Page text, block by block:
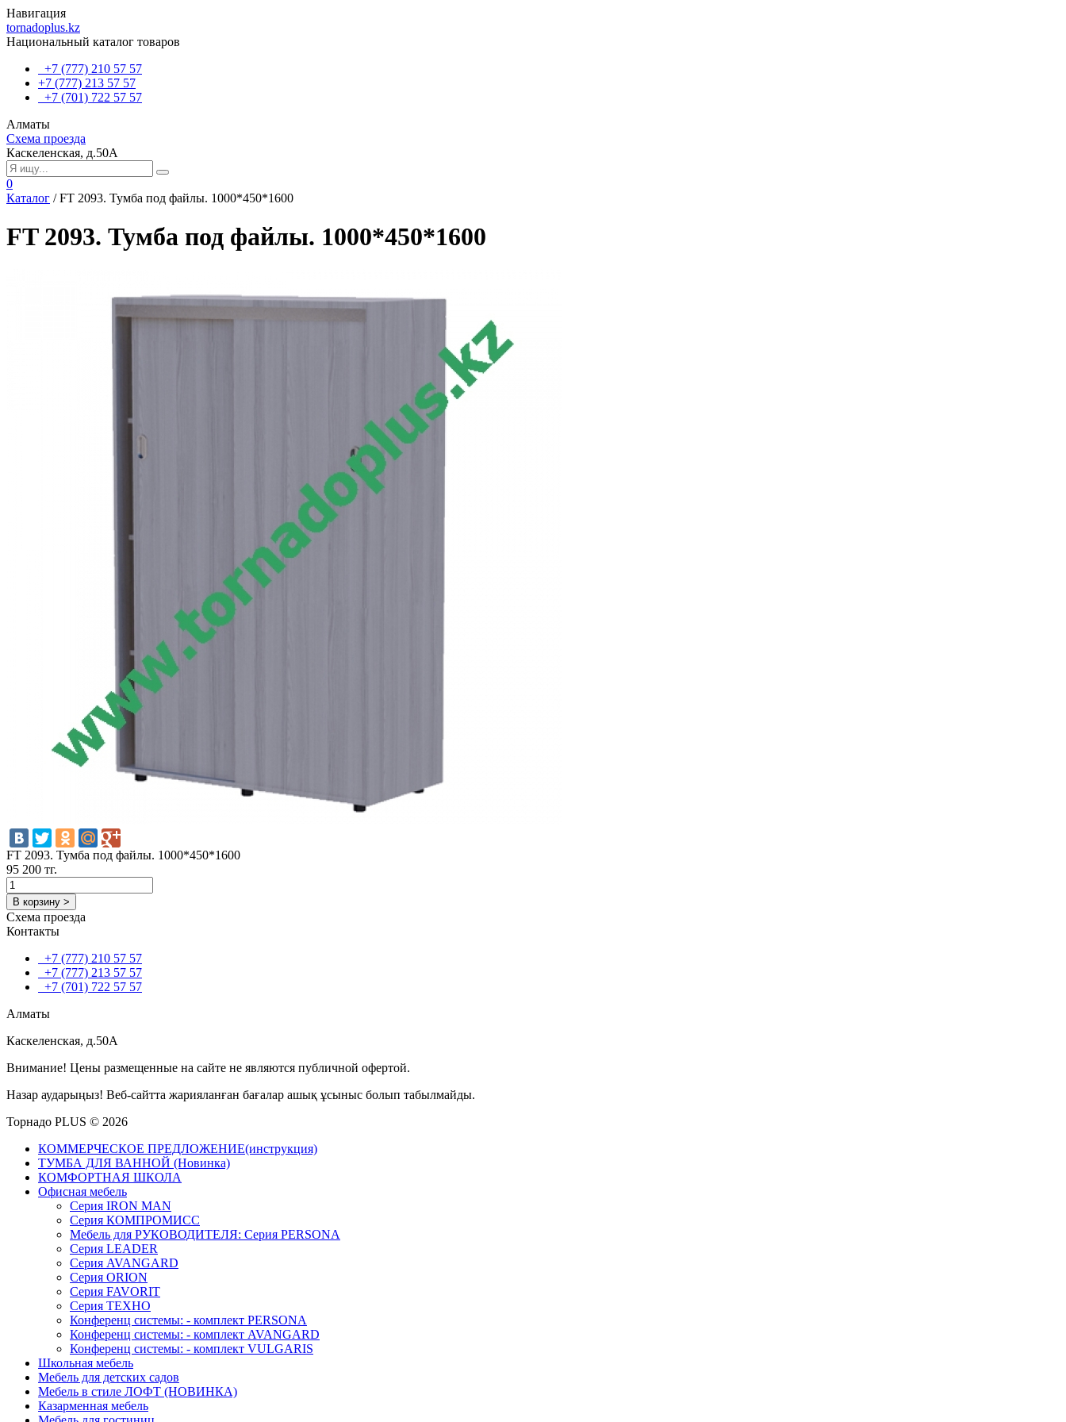
Навигация
tornadoplus.kz
Национальный каталог товаров
+7 (777) 210 57 57
+7 (777) 213 57 57
+7 (701) 722 57 57
Алматы
Схема проезда
Каскеленская, д.50А
0
Каталог /FT 2093. Тумба под файлы. 1000*450*1600
FT 2093. Тумба под файлы. 1000*450*1600
FT 2093. Тумба под файлы. 1000*450*1600
95 200 тг.
В корзину >
Схема проезда
Контакты
+7 (777) 210 57 57
+7 (777) 213 57 57
+7 (701) 722 57 57
Алматы
Каскеленская, д.50А
Внимание! Цены размещенные на сайте не являются публичной офертой.
Назар аударыңыз! Веб-сайтта жарияланған бағалар ашық ұсыныс болып табылмайды.
Торнадо PLUS © 2026
КОММЕРЧЕСКОЕ ПРЕДЛОЖЕНИЕ(инструкция)
ТУМБА ДЛЯ ВАННОЙ (Новинка)
КОМФОРТНАЯ ШКОЛА
Офисная мебель
Серия IRON MAN
Серия КОМПРОМИСС
Мебель для РУКОВОДИТЕЛЯ: Серия PERSONA
Серия LEADER
Серия AVANGARD
Серия ORION
Серия FAVORIT
Серия ТЕХНО
Конференц системы: - комплект PERSONA
Конференц системы: - комплект AVANGARD
Конференц системы: - комплект VULGARIS
Школьная мебель
Мебель для детских садов
Мебель в стиле ЛОФТ (НОВИНКА)
Казарменная мебель